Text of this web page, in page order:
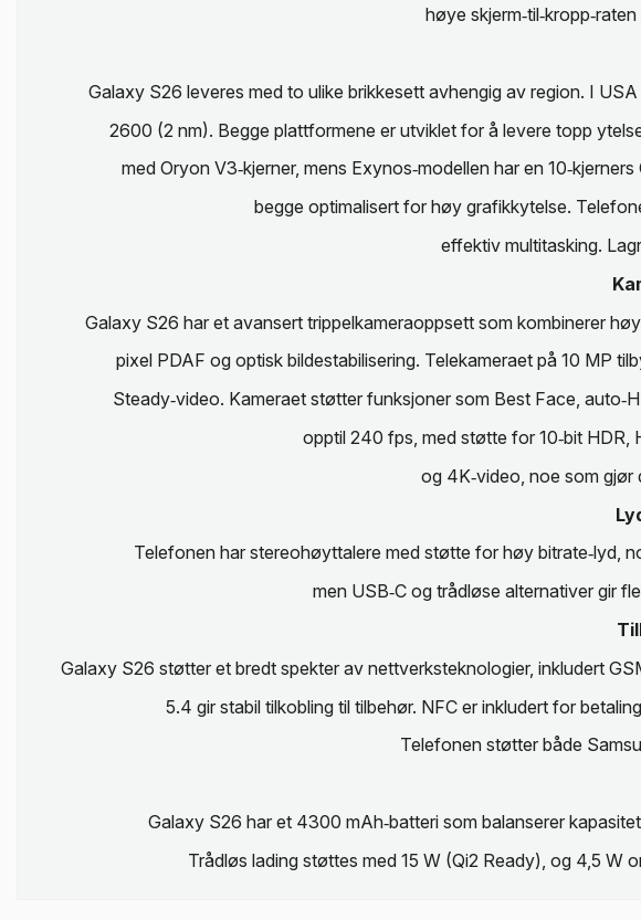
høye
Galaxy S26 leveres med to ulike brikkesett avhengig av region. I
2600 (2 nm). Begge plattformene er utviklet for å levere topp
med Oryon V3‑kjerner, mens Exynos‑modellen har en
begge optimalisert for høy grafikkytelse.
effektiv multitasking.
Galaxy S26 har et avansert trippelkameraoppsett som kombinerer
pixel PDAF og optisk bildestabilisering. Telekameraet på 10 MP
Steady‑video. Kameraet støtter funksjoner som Best Face,
opptil 240 fps, med støtte for 10‑bit HDR,
og 4K‑video, noe som
Telefonen har stereohøyttalere med støtte for høy bitrate‑lyd,
men USB‑C og trådløse alternativer gir
Galaxy S26 støtter et bredt spekter av nettverksteknologier, inkludert
5.4 gir stabil tilkobling til tilbehør. NFC er inkludert for
Telefonen støtter både
Galaxy S26 har et 4300 mAh‑batteri som balanserer
Trådløs lading støttes med 15 W (Qi2 Ready), og 4,5 W